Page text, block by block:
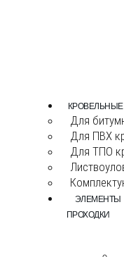
Для
Для ПВХ
Для ТПО
ЭЛЕМЕНТЫ
ПРОХОДКИ